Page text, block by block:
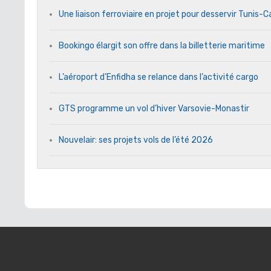
Une liaison ferroviaire en projet pour desservir Tunis-
Bookingo élargit son offre dans la billetterie maritime
L’aéroport d’Enfidha se relance dans l’activité cargo
GTS programme un vol d’hiver Varsovie-Monastir
Nouvelair: ses projets vols de l’été 2026